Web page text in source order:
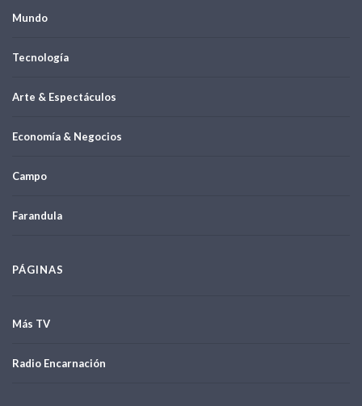
Mundo
Tecnología
Arte & Espectáculos
Economía & Negocios
Campo
Farandula
PÁGINAS
Más TV
Radio Encarnación